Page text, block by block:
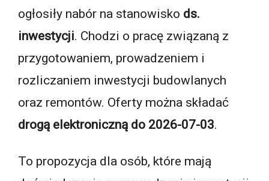
ogłosiły nabór na stanowisko ds.
inwestycji. Chodzi o pracę związaną z
przygotowaniem, prowadzeniem i
rozliczaniem inwestycji budowlanych
oraz remontów. Oferty można składać
drogą elektroniczną do 2026-07-03.
To propozycja dla osób, które mają